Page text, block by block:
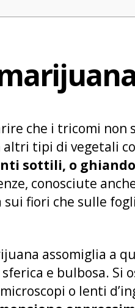
che i tricomi non
tipi di vegetali
sottili, o
conosciute
fiori che sulle
assomiglia a
e bulbosa. Si
o lenti